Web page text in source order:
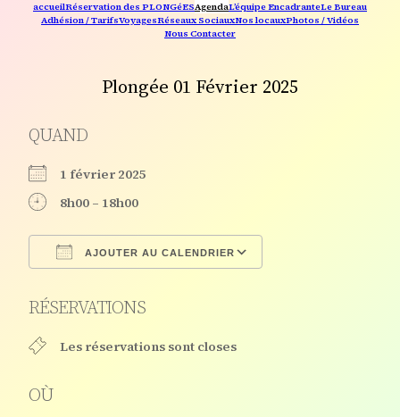
accueilRéservation des PLONGéESAgendaL’équipe EncadranteLe Bureau
Adhésion / TarifsVoyagesRéseaux SociauxNos locauxPhotos / Vidéos
Nous Contacter
Plongée 01 Février 2025
QUAND
1 février 2025
8h00 – 18h00
AJOUTER AU CALENDRIER
RÉSERVATIONS
Les réservations sont closes
OÙ